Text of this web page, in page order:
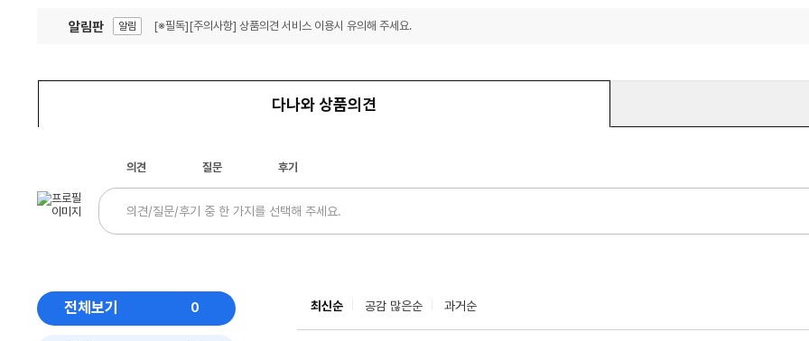
알림판 알림 [※필독][주의사항] 상품의견 서비스 이용시 유의해 주세요.
다나와 상품의견
의견 질문 후기
전체보기 0 최신순 공감 많은순 과거순